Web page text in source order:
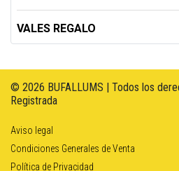
VALES REGALO
© 2026 BUFALLUMS | Todos los
Registrada
Aviso legal
Condiciones Generales de Venta
Política de Privacidad